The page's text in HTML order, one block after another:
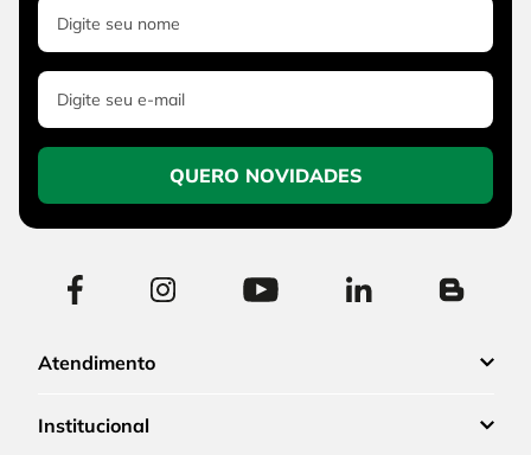
QUERO NOVIDADES
Atendimento
Institucional